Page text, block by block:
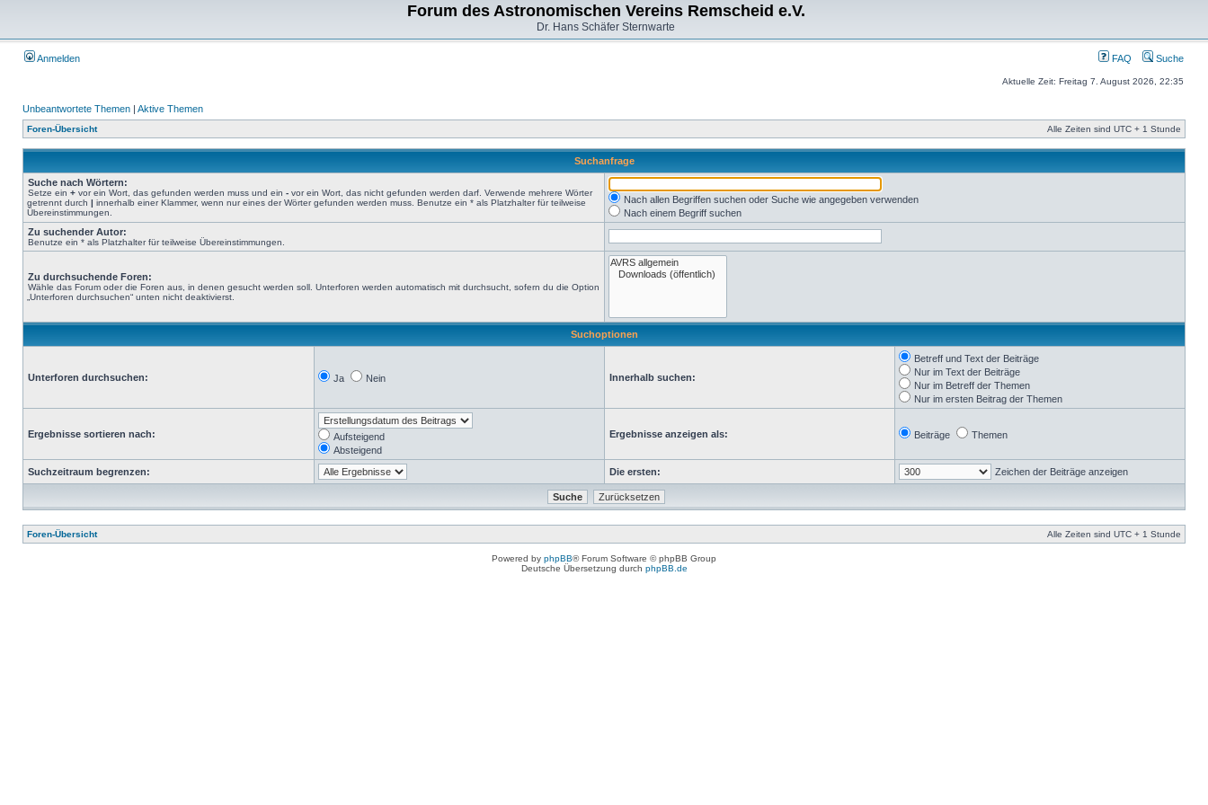
Forum des Astronomischen Vereins Remscheid e.V.
Dr. Hans Schäfer Sternwarte
Anmelden FAQ Suche
Aktuelle Zeit: Freitag 7. August 2026, 22:35
Unbeantwortete Themen | Aktive Themen
Foren-Übersicht Alle Zeiten sind UTC + 1 Stunde
Suchanfrage
Suche nach Wörtern:
Setze ein + vor ein Wort, das gefunden werden muss und ein - vor ein Wort, das nicht gefunden werden darf. Verwende mehrere Wörter
getrennt durch | innerhalb einer Klammer, wenn nur eines der Wörter gefunden werden muss. Benutze ein * als Platzhalter für teilweise
Übereinstimmungen.
Nach allen Begriffen suchen oder Suche wie angegeben verwenden
Nach einem Begriff suchen
Zu suchender Autor:
Benutze ein * als Platzhalter für teilweise Übereinstimmungen.
Zu durchsuchende Foren:
Wähle das Forum oder die Foren aus, in denen gesucht werden soll. Unterforen werden automatisch mit durchsucht, sofern du die Option
„Unterforen durchsuchen“ unten nicht deaktivierst.
Suchoptionen
Unterforen durchsuchen: Ja Nein Innerhalb suchen:
Betreff und Text der Beiträge
Nur im Text der Beiträge
Nur im Betreff der Themen
Nur im ersten Beitrag der Themen
Ergebnisse sortieren nach:
Aufsteigend
Absteigend
Ergebnisse anzeigen als: Beiträge Themen
Suchzeitraum begrenzen: Die ersten: Zeichen der Beiträge anzeigen
Foren-Übersicht Alle Zeiten sind UTC + 1 Stunde
Powered by phpBB® Forum Software © phpBB Group
Deutsche Übersetzung durch phpBB.de